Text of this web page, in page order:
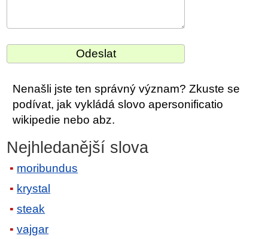
Nenašli jste ten správný význam? Zkuste se
podívat, jak vykládá slovo apersonificatio
wikipedie nebo abz.
Nejhledanější slova
moribundus
krystal
steak
vajgar